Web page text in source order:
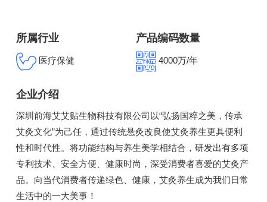
所属行业
医疗保健
产品编码数量
4000万/年
企业介绍
深圳前海艾艾贴生物科技有限公司以“弘扬国粹之美，传承
艾灸文化”为己任，通过传统悬灸改良使艾灸养生更具便利
性和时代性。将功能结构与养生美学相结合，研发出有多项
专利技术、安全方便、健康时尚，深受消费者喜爱的艾灸产
品。向当代消费者传递绿色、健康，艾灸养生成为我们日常
生活中的一大美事！